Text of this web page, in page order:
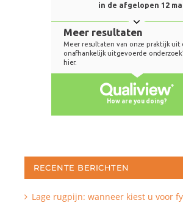
RECENTE BERICHTEN
Lage rugpijn: wanneer kiest u voor